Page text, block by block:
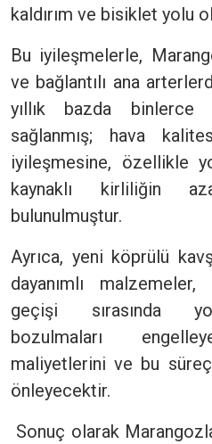
kaldırım ve bisiklet yolu
Bu iyileşmelerle,
ve bağlantılı ana
yıllık bazda
sağlanmış; hava
iyileşmesine, özellikle
kaynaklı kirliliğin
bulunulmuştur.
Ayrıca, yeni köprülü
dayanımlı
geçişi sırasında
bozulmaları
maliyetlerini ve bu
önleyecektir.
Sonuç olarak